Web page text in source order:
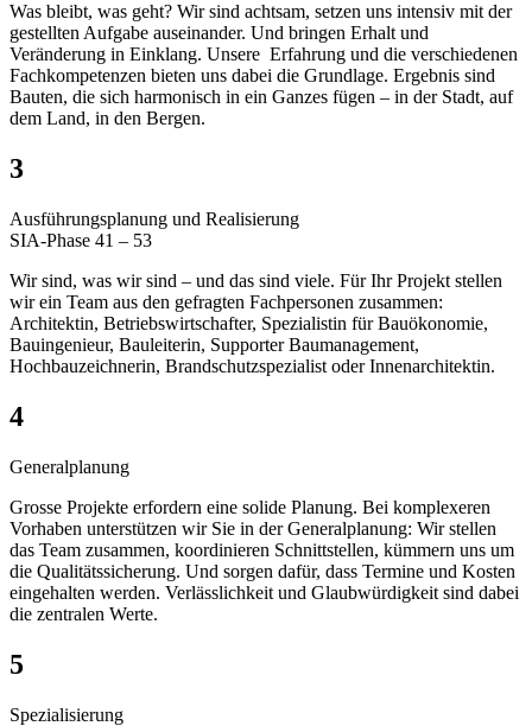
Was bleibt, was geht? Wir sind achtsam, setzen uns intensiv mit der
gestellten Aufgabe auseinander. Und bringen Erhalt und
Veränderung in Einklang. Unsere Erfahrung und die verschiedenen
Fachkompetenzen bieten uns dabei die Grundlage. Ergebnis sind
Bauten, die sich harmonisch in ein Ganzes fügen – in der Stadt, auf
dem Land, in den Bergen.
3
Ausführungsplanung und Realisierung
SIA-Phase 41 – 53
Wir sind, was wir sind – und das sind viele. Für Ihr Projekt stellen
wir ein Team aus den gefragten Fachpersonen zusammen:
Architektin, Betriebswirtschafter, Spezialistin für Bauökonomie,
Bauingenieur, Bauleiterin, Supporter Baumanagement,
Hochbauzeichnerin, Brandschutzspezialist oder Innenarchitektin.
4
Generalplanung
Grosse Projekte erfordern eine solide Planung. Bei komplexeren
Vorhaben unterstützen wir Sie in der Generalplanung: Wir stellen
das Team zusammen, koordinieren Schnittstellen, kümmern uns um
die Qualitätssicherung. Und sorgen dafür, dass Termine und Kosten
eingehalten werden. Verlässlichkeit und Glaubwürdigkeit sind dabei
die zentralen Werte.
5
Spezialisierung